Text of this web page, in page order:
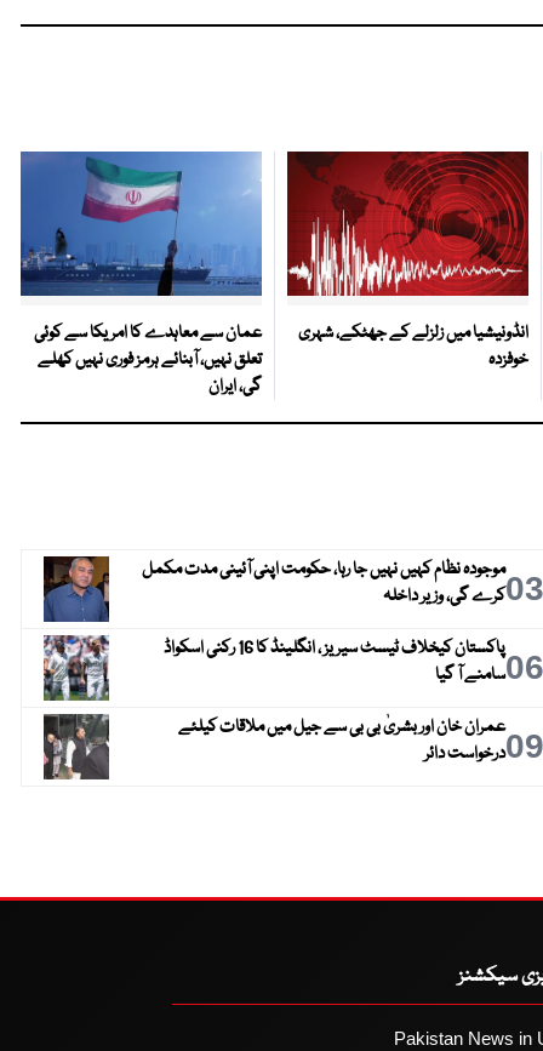
انڈونیشیا میں زلزلے کے جھٹکے، شہری
خوفزدہ
عمان سے معاہدے کا امریکا سے کوئی
تعلق نہیں، آبنائے ہرمز فوری نہیں کھلے
گی، ایران
03موجودہ نظام کہیں نہیں جا رہا، حکومت اپنی آئینی مدت مکمل
کرے گی، وزیر داخلہ
06
پاکستان کیخلاف ٹیسٹ سیریز ، انگلینڈ کا 16 رکنی اسکواڈ
سامنے آ گیا
09عمران خان اور بشریٰ بی بی سے جیل میں ملاقات کیلئے
درخواست دائر
سیکشنز
Pakistan News in